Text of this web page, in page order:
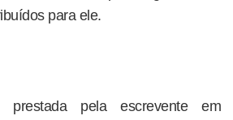
para ele.
prestada pela escrevente em